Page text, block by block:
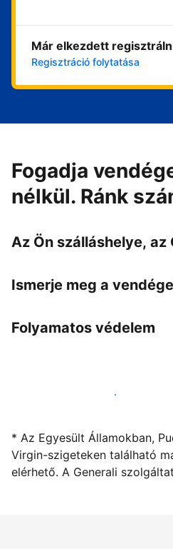
Már elkezdett
Regisztráció folytatása
Fogadja
nélkül. Ránk
Az Ön szálláshelye, az
Ismerje meg a
Folyamatos védelem
Kínáljon szállást a
* Az Egyesült Államokban,
Virgin-szigeteken található
elérhető. A Generali